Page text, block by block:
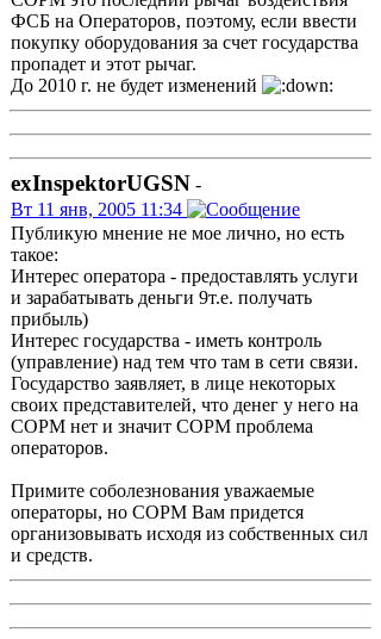
ФСБ на Операторов, поэтому, если ввести
покупку оборудования за счет государства
пропадет и этот рычаг.
До 2010 г. не будет изменений
exInspektorUGSN -
Вт 11 янв, 2005 11:34
Публикую мнение не мое лично, но есть
такое:
Интерес оператора - предоставлять услуги
и зарабатывать деньги 9т.е. получать
прибыль)
Интерес государства - иметь контроль
(управление) над тем что там в сети связи.
Государство заявляет, в лице некоторых
своих представителей, что денег у него на
СОРМ нет и значит СОРМ проблема
операторов.
Примите соболезнования уважаемые
операторы, но СОРМ Вам придется
организовывать исходя из собственных сил
и средств.